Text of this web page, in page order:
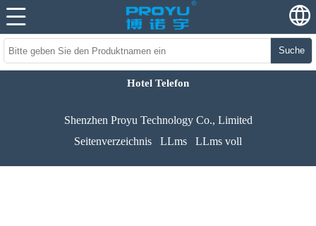
Suche
Hotel Telefon
Shenzhen Proyu Technology Co., Limited
Seitenverzeichnis
LLms LLms voll